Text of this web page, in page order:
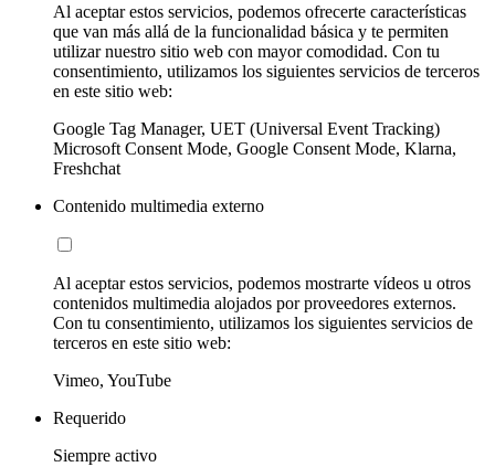
Al aceptar estos servicios, podemos ofrecerte características
que van más allá de la funcionalidad básica y te permiten
utilizar nuestro sitio web con mayor comodidad. Con tu
consentimiento, utilizamos los siguientes servicios de terceros
en este sitio web:
Google Tag Manager, UET (Universal Event Tracking)
Microsoft Consent Mode, Google Consent Mode, Klarna,
Freshchat
Contenido multimedia externo
Al aceptar estos servicios, podemos mostrarte vídeos u otros
contenidos multimedia alojados por proveedores externos.
Con tu consentimiento, utilizamos los siguientes servicios de
terceros en este sitio web:
Vimeo, YouTube
Requerido
Siempre activo